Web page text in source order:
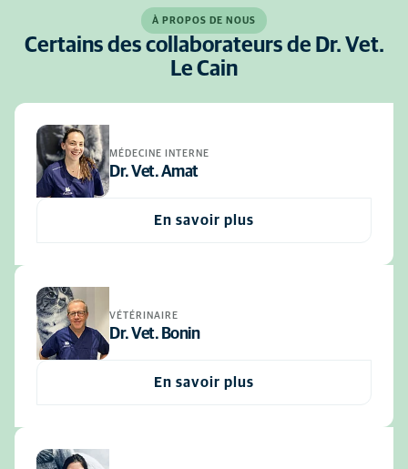
À PROPOS DE NOUS
Certains des collaborateurs de Dr. Vet.
Le Cain
MÉDECINE INTERNE
Dr. Vet. Amat
En savoir plus
VÉTÉRINAIRE
Dr. Vet. Bonin
En savoir plus